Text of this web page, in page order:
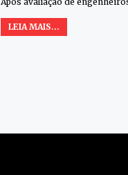
LEIA MAIS...